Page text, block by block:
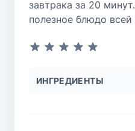
завтрака за 20
полезное блюдо всей
ИНГРЕДИЕНТЫ